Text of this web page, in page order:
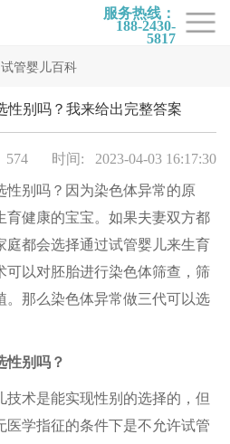
服务热线：
188-2430-
5817
试管婴儿百科
性别吗？我来给出完整答案
时间: 2023-04-03 16:17:30
性别吗？因为染色体异常的原
育健康的宝宝。如果夫妻双方都
庭都会选择通过试管婴儿来生育
可以对胚胎进行染色体筛查，筛
。那么染色体异常做三代可以选
性别吗？
技术是能实现性别的选择的，但
医学指征的条件下是不允许试管